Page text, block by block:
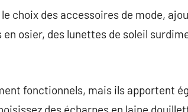
choix des accessoires de mode,
osier, des lunettes de soleil
fonctionnels, mais ils apportent
des écharpes en laine